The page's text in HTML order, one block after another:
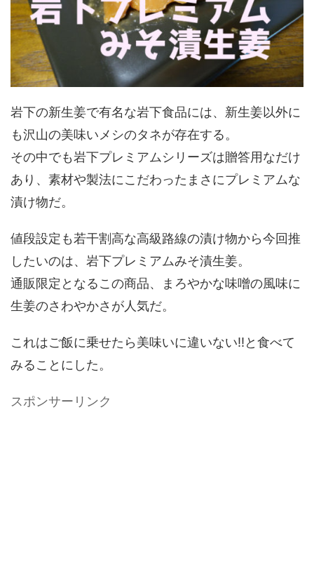
岩下の新生姜で有名な岩下食品には、新生姜以外に
も沢山の美味いメシのタネが存在する。
その中でも岩下プレミアムシリーズは贈答用なだけ
あり、素材や製法にこだわったまさにプレミアムな
漬け物だ。
値段設定も若干割高な高級路線の漬け物から今回推
したいのは、岩下プレミアムみそ漬生姜。
通販限定となるこの商品、まろやかな味噌の風味に
生姜のさわやかさが人気だ。
これはご飯に乗せたら美味いに違いない!!と食べて
みることにした。
スポンサーリンク